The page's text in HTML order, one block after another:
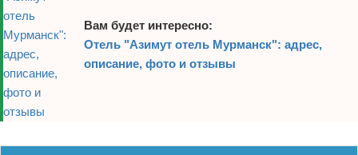
Вам будет интересно:
Отель "Азимут отель Мурманск": адрес,
описание, фото и отзывы